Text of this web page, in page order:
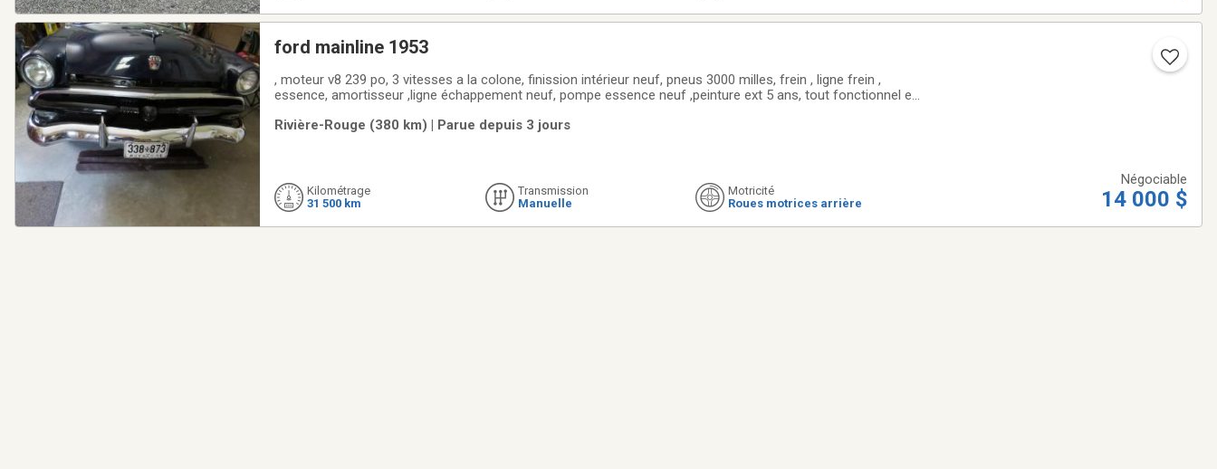
ford mainline 1953
, moteur v8 239 po, 3 vitesses a la colone, finission intérieur neuf, pneus 3000 milles, frein , ligne frein ,
essence, amortisseur ,ligne échappement neuf, pompe essence neuf ,peinture ext 5 ans, tout fonctionnel et
Rivière-Rouge (380 km) | Parue depuis 3 jours
Kilométrage
31 500 km
Transmission
Manuelle
Motricité
Roues motrices arrière
Négociable
14 000 $